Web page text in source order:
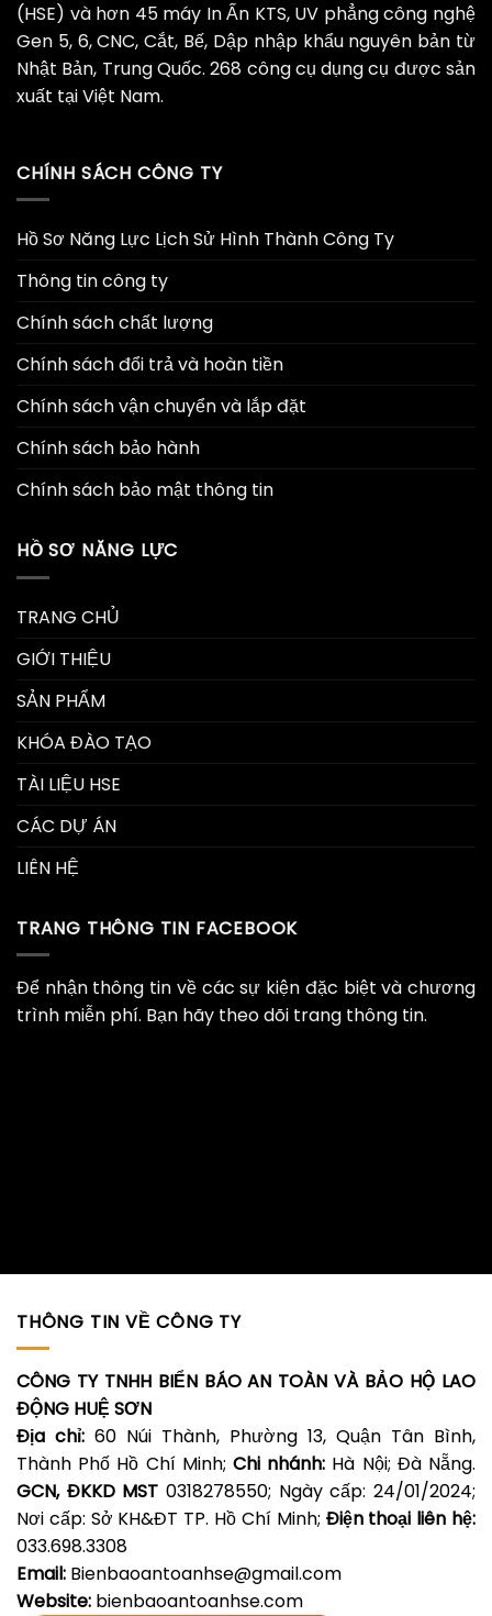
(HSE) và hơn 45 máy In Ấn KTS, UV phẳng công nghệ
Gen 5, 6, CNC, Cắt, Bế, Dập nhập khẩu nguyên bản từ
Nhật Bản, Trung Quốc. 268 công cụ dụng cụ được sản
xuất tại Việt Nam.
CHÍNH SÁCH CÔNG TY
Hồ Sơ Năng Lực Lịch Sử Hình Thành Công Ty
Thông tin công ty
Chính sách chất lượng
Chính sách đổi trả và hoàn tiền
Chính sách vận chuyển và lắp đặt
Chính sách bảo hành
Chính sách bảo mật thông tin
HỒ SƠ NĂNG LỰC
TRANG CHỦ
GIỚI THIỆU
SẢN PHẨM
KHÓA ĐÀO TẠO
TÀI LIỆU HSE
CÁC DỰ ÁN
LIÊN HỆ
TRANG THÔNG TIN FACEBOOK
Để nhận thông tin về các sự kiện đặc biệt và chương
trình miễn phí. Bạn hãy theo dõi trang thông tin.
THÔNG TIN VỀ CÔNG TY
CÔNG TY TNHH BIỂN BÁO AN TOÀN VÀ BẢO HỘ LAO
ĐỘNG HUỆ SƠN
Địa chỉ: 60 Núi Thành, Phường 13, Quận Tân Bình,
Thành Phố Hồ Chí Minh; Chi nhánh: Hà Nội; Đà Nẵng.
GCN, ĐKKD MST 0318278550; Ngày cấp: 24/01/2024;
Nơi cấp: Sở KH&ĐT TP. Hồ Chí Minh; Điện thoại liên hệ:
033.698.3308
Email: Bienbaoantoanhse@gmail.com
Website: bienbaoantoanhse.com